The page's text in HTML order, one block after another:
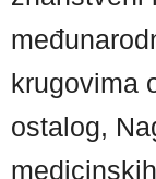
krugovima
ostalog,